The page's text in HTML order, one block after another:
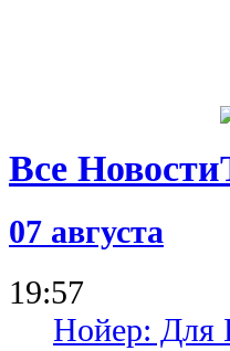
Все Новости
Нойер: Для